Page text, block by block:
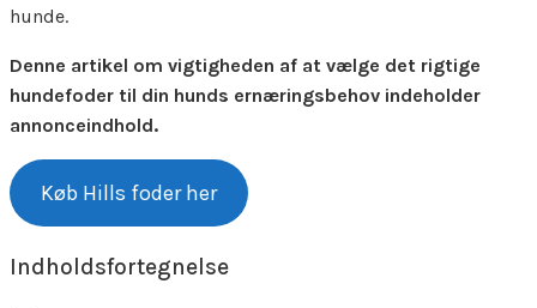
hunde.
Denne artikel om vigtigheden af at vælge det rigtige
hundefoder til din hunds ernæringsbehov indeholder
annonceindhold.
Køb Hills foder her
Indholdsfortegnelse